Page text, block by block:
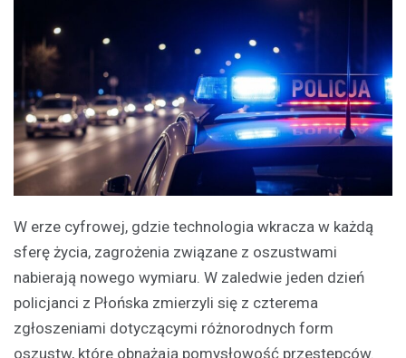
W erze cyfrowej, gdzie technologia wkracza w każdą
sferę życia, zagrożenia związane z oszustwami
nabierają nowego wymiaru. W zaledwie jeden dzień
policjanci z Płońska zmierzyli się z czterema
zgłoszeniami dotyczącymi różnorodnych form
oszustw, które obnażają pomysłowość przestępców.